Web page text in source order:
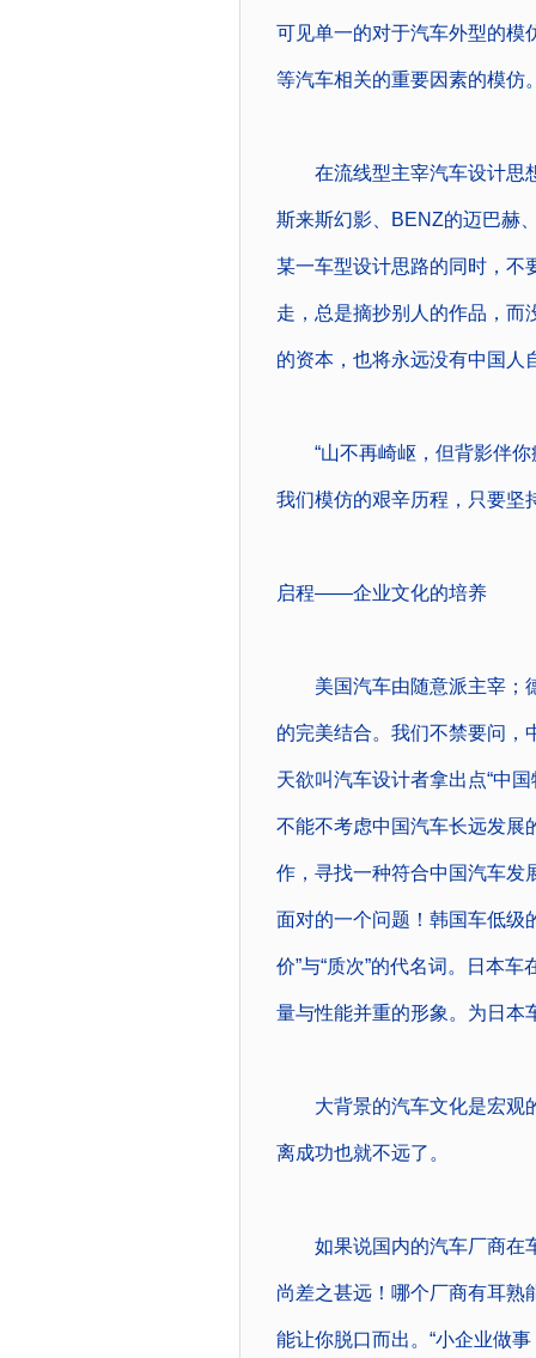
可见单一的对于汽车外型的模
等汽车相关的重要因素的模仿
在流线型主宰汽车设计思想
斯来斯幻影、BENZ的迈巴赫
某一车型设计思路的同时，不
走，总是摘抄别人的作品，而
的资本，也将永远没有中国人
“山不再崎岖，但背影伴你
我们模仿的艰辛历程，只要坚
启程――企业文化的培养
美国汽车由随意派主宰；德
的完美结合。我们不禁要问，
天欲叫汽车设计者拿出点“中
不能不考虑中国汽车长远发展
作，寻找一种符合中国汽车发
面对的一个问题！韩国车低级
价”与“质次”的代名词。日本
量与性能并重的形象。为日本
大背景的汽车文化是宏观的
离成功也就不远了。
如果说国内的汽车厂商在车
尚差之甚远！哪个厂商有耳熟
能让你脱口而出。“小企业做